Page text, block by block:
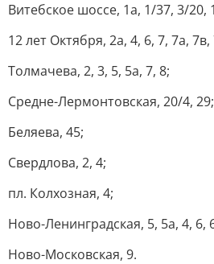
Витебское шоссе, 1а, 1/37, 3/20,
12 лет Октября, 2а, 4, 6, 7, 7а,
Толмачева, 2, 3, 5, 5а, 7, 8;
Средне-Лермонтовская, 20/4, 29;
Беляева, 45;
Свердлова, 2, 4;
пл. Колхозная, 4;
Ново-Ленинградская, 5, 5а, 4, 6,
Ново-Московская, 9.